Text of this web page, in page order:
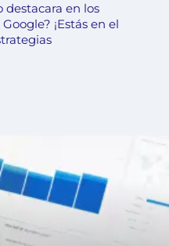
destacara en los
¡Estás en el